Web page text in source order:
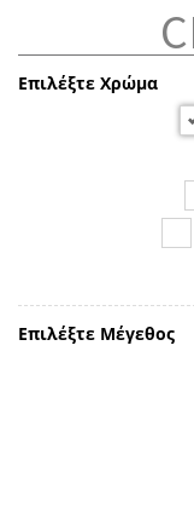
Επιλέξτε Χρώμα
Επιλέξτε Μέγεθος